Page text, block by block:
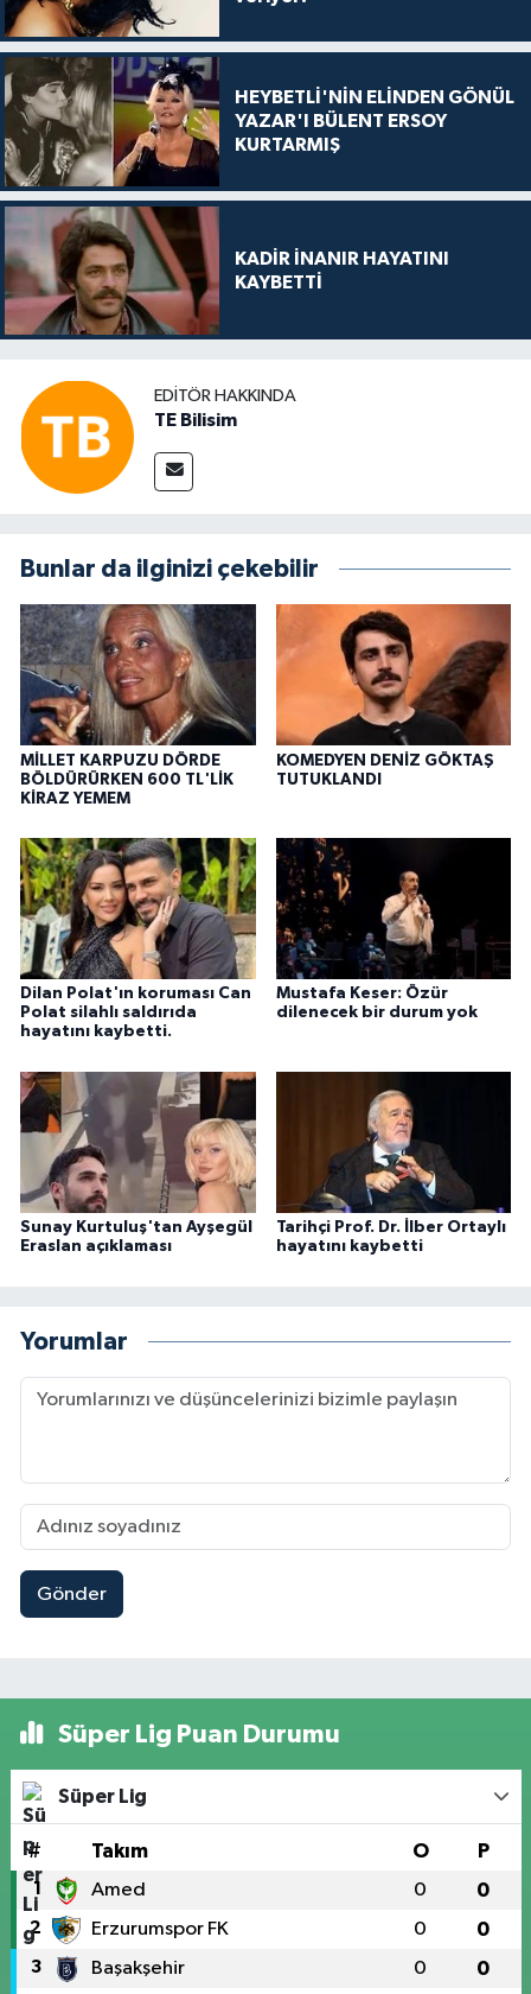
HEYBETLİ'NİN ELİNDEN GÖNÜL
YAZAR'I BÜLENT ERSOY
KURTARMIŞ
KADİR İNANIR HAYATINI
KAYBETTİ
EDITÖR HAKKINDA
TE Bilisim
Bunlar da ilginizi çekebilir
MİLLET KARPUZU DÖRDE
BÖLDÜRÜRKEN 600 TL'LİK
KİRAZ YEMEM
KOMEDYEN DENİZ GÖKTAŞ
TUTUKLANDI
Dilan Polat'ın koruması Can
Polat silahlı saldırıda
hayatını kaybetti.
Mustafa Keser: Özür
dilenecek bir durum yok
Sunay Kurtuluş'tan Ayşegül
Eraslan açıklaması
Tarihçi Prof. Dr. İlber Ortaylı
hayatını kaybetti
Yorumlar
Gönder
Süper Lig Puan Durumu
Süper Lig
# Takım O P
1 Amed 0 0
2 Erzurumspor FK 0 0
3 Başakşehir 0 0